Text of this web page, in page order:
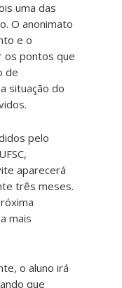
uma das
O anonimato
e o
os pontos que
de
situação do
pelo
aparecerá
três meses.
mais
o aluno irá
que